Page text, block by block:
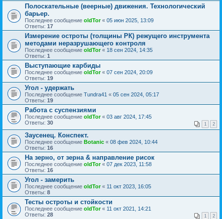
Полоскательные (веерные) движения. Технологический
барьер.
Последнее сообщение oldTor« 05 июн 2025, 13:09
Ответы: 17
Измерение остроты (толщины РК) режущего инструмента
методами неразрушающего контроля
Последнее сообщение oldTor« 18 сен 2024, 14:35
Ответы: 1
Выступающие карбиды
Последнее сообщение oldTor« 07 сен 2024, 20:09
Ответы: 19
Угол - удержать
Последнее сообщение Tundra41 « 05 сен 2024, 05:17
Ответы: 19
Работа с суспензиями
Последнее сообщение oldTor« 03 авг 2024, 17:45
Ответы: 30 1 2
Заусенец. Конспект.
Последнее сообщение Botanic « 08 фев 2024, 10:44
Ответы: 16
На зерно, от зерна & направление рисок
Последнее сообщение oldTor« 07 дек 2023, 11:58
Ответы: 16
Угол - замерить
Последнее сообщение oldTor« 11 окт 2023, 16:05
Ответы: 8
Тесты остроты и стойкости
Последнее сообщение oldTor« 11 окт 2021, 14:21
Ответы: 28 1 2